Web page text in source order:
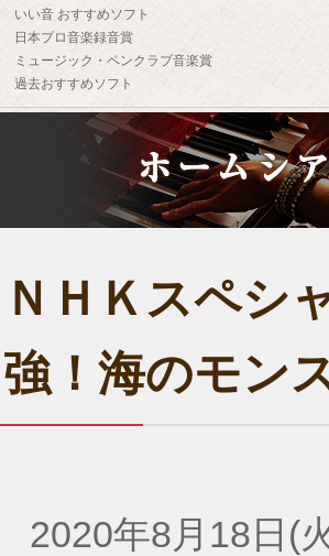
いい音 おすすめソフト
日本プロ音楽録音賞
ミュージック・ペンクラブ音楽賞
過去おすすめソフト
ＮＨＫスペシ
強！海のモン
2020年8月18日(